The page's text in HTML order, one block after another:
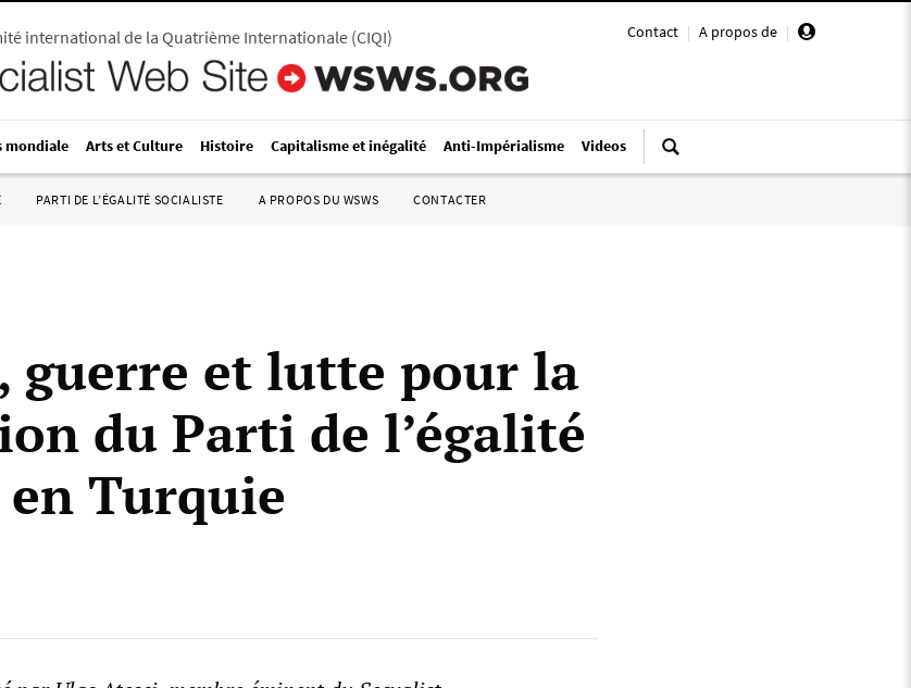
Contact | A propos de |
international de la Quatrième Internationale(CIQI)
mondiale Arts et Culture Histoire Capitalisme et inégalité Anti-Impérialisme Videos
PARTI DE L’ÉGALITÉ SOCIALISTE A PROPOS DU WSWS CONTACTER
guerre et lutte pour la
du Parti de l’égalité
Turquie